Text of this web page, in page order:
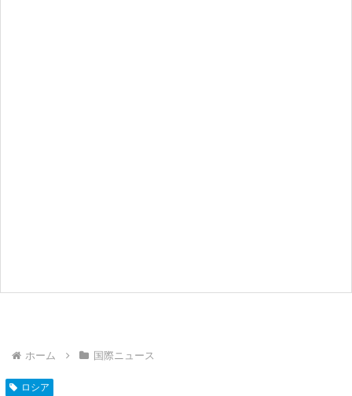
ホーム 国際ニュース
ロシア